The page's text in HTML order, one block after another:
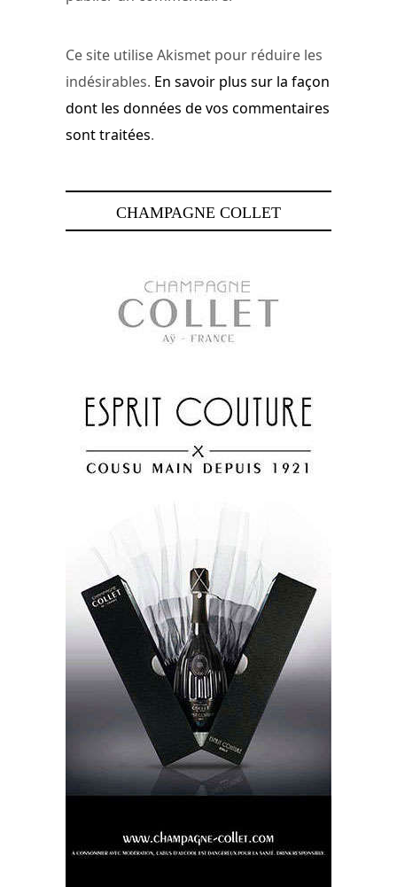
Ce site utilise Akismet pour réduire les
indésirables. En savoir plus sur la façon
dont les données de vos commentaires
sont traitées.
CHAMPAGNE COLLET